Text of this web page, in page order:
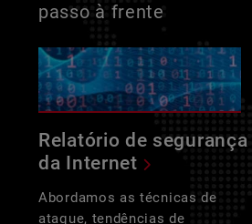
passo à frente
Relatório de segurança
da Internet
Abordamos as técnicas de
ataque, tendências de